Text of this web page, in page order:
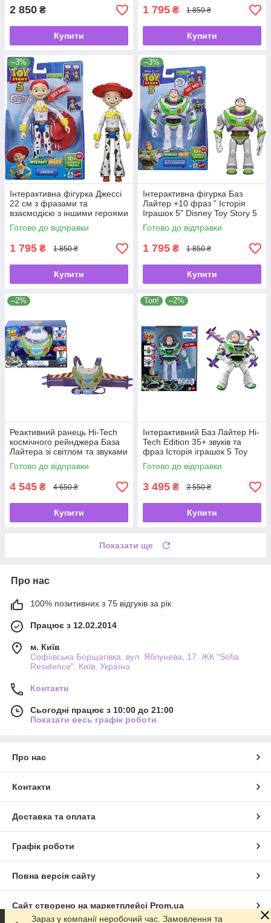
2 850 ₴
Купити
1 795 ₴ 1 850 ₴
Купити
–3%
Інтерактивна фігурка Джессі
22 см з фразами та
взаємодією з іншими героями
— Disney Pixar Toy Story 5
Interactables від Mattel ✨🍒
Готово до відправки
1 795 ₴ 1 850 ₴
Купити
–3%
Інтерактивна фігурка Баз
Лайтер +10 фраз " Історія
Іграшок 5" Disney Toy Story 5
Interactables від Mattel 🚀✨
Готово до відправки
1 795 ₴ 1 850 ₴
Купити
–2%
Реактивний ранець Hi-Tech
космічного рейнджера База
Лайтера зі світлом та звуками
Історія іграшок 5 / Toy Story 5
Buzz Lightyear
Готово до відправки
4 545 ₴ 4 650 ₴
Купити
Топ! –2%
Інтерактивний Баз Лайтер Hi-
Tech Edition 35+ звуків та
фраз Історія іграшок 5 Toy
Story 5 Buzz Lightyear Mattel
Disney
Готово до відправки
3 495 ₴ 3 550 ₴
Купити
Показати ще
Про нас
100% позитивних з 75 відгуків за рік
Працює з 12.02.2014
м. Київ
Софіївська Борщагівка, вул. Яблунева, 17. ЖК "Sofia
Residence", Київ, Україна
Контакти
Сьогодні працює з 10:00 до 21:00
Показати весь графік роботи
Про нас
Контакти
Доставка та оплата
Графік роботи
Повна версія сайту
Сайт створено на маркетплейсі Prom.ua
Зараз у компанії неробочий час. Замовлення та